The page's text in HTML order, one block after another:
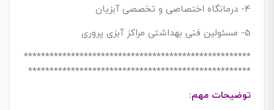
4- درمانگاه اختصاصی و تخصصی آبزیان
5- مسئولین فنی بهداشتی مراکز آبزی پروری
*****************************************************
****************************************************
توضیحات مهم: